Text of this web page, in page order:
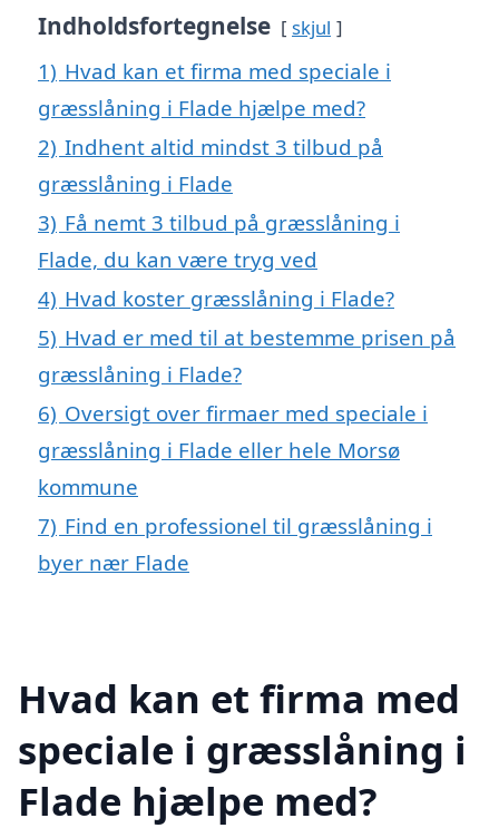
Indholdsfortegnelse skjul
1) Hvad kan et firma med speciale i
græsslåning i Flade hjælpe med?
2) Indhent altid mindst 3 tilbud på
græsslåning i Flade
3) Få nemt 3 tilbud på græsslåning i
Flade, du kan være tryg ved
4) Hvad koster græsslåning i Flade?
5) Hvad er med til at bestemme prisen på
græsslåning i Flade?
6) Oversigt over firmaer med speciale i
græsslåning i Flade eller hele Morsø
kommune
7) Find en professionel til græsslåning i
byer nær Flade
Hvad kan et firma med
speciale i græsslåning i
Flade hjælpe med?